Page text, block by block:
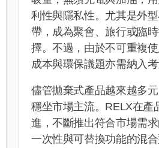
利性與隱私性。尤其是外
帶，成為聚會、旅行或臨
擇。不過，由於不可重複
成本與環保議題亦需納入考
儘管拋棄式產品越來越多元
穩坐市場主流。RELX在產
進，不斷推出符合市場需
一次性與可替換功能的混